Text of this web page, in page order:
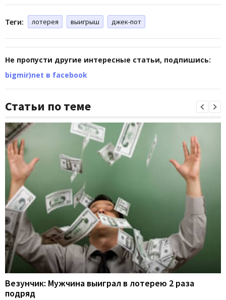
Теги: лотерея выигрыш джек-пот
Не пропусти другие интересные статьи, подпишись:
bigmir)net в facebook
Статьи по теме
Везунчик: Мужчина выиграл в лотерею 2 раза
подряд